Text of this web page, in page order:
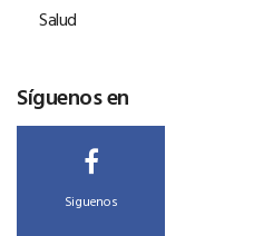
Salud
Síguenos en
Siguenos